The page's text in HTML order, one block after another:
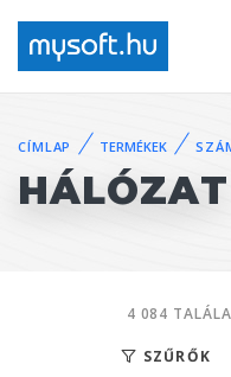
CÍMLAP TERMÉKEK
HÁLÓZAT
4 084
SZŰRŐK